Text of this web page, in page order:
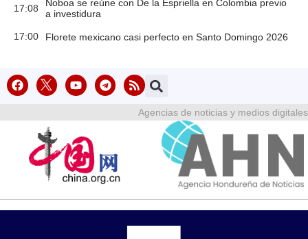
17:08
Noboa se reúne con De la Espriella en Colombia previo
a investidura
17:00 Florete mexicano casi perfecto en Santo Domingo 2026
Agencias de noticias y medios digitales